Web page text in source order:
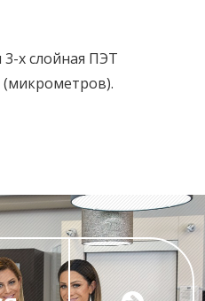
х слойная ПЭТ